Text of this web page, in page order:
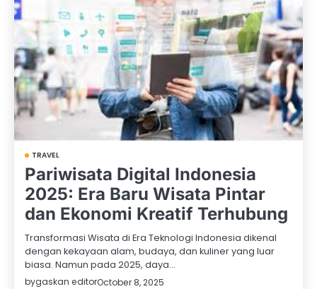
TRAVEL
Pariwisata Digital Indonesia
2025: Era Baru Wisata Pintar
dan Ekonomi Kreatif Terhubung
Transformasi Wisata di Era Teknologi Indonesia dikenal
dengan kekayaan alam, budaya, dan kuliner yang luar
biasa. Namun pada 2025, daya…
bygaskan editorOctober 8, 2025